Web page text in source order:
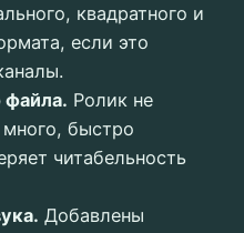
квадратного и
если это
файла. Ролик не
много, быстро
читабельность
Добавлены